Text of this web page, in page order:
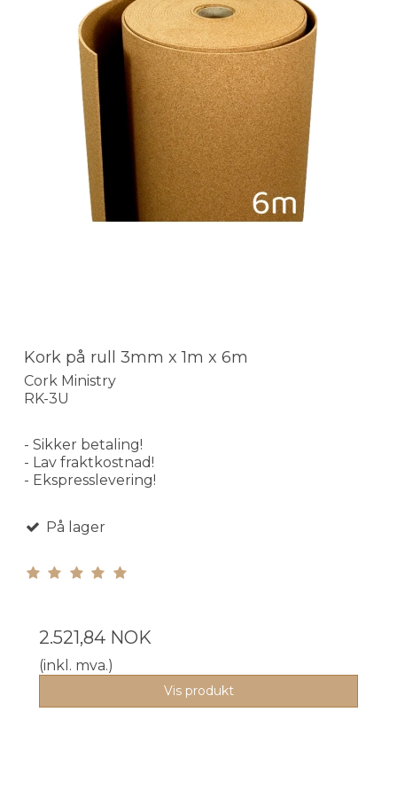
Kork på rull 3mm x 1m x 6m
Cork Ministry
RK-3U
- Sikker betaling!
- Lav fraktkostnad!
- Ekspresslevering!
På lager
2.521,84 NOK
(inkl. mva.)
Vis produkt